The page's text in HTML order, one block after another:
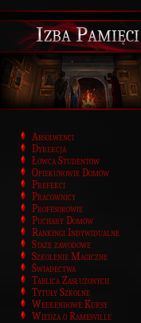
Izba Pamięci
Absolwenci
Dyrekcja
Łowca Studentów
Opiekunowie Domów
Prefekci
Pracownicy
Profesorowie
Puchary Domów
Rankingi Indywidualne
Staże zawodowe
Szkolenie Magiczne
Świadectwa
Tablica Zasłużonych
Tytuły Szkolne
Weekendowe Kursy
Wiedza o Ramesville